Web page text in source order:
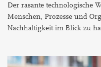
Der rasante technologische
Menschen, Prozesse und
Nachhaltigkeit im Blick zu